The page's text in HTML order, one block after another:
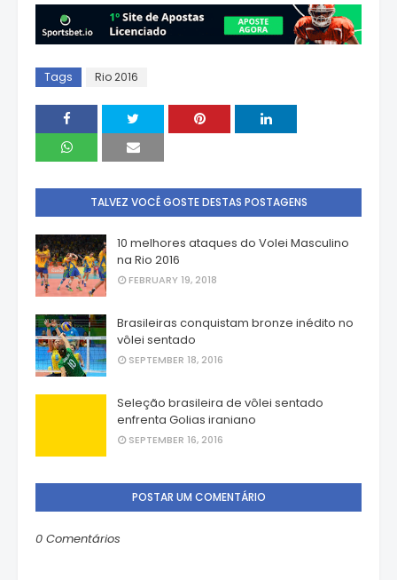
Tags Rio 2016
TALVEZ VOCÊ GOSTE DESTAS POSTAGENS
10 melhores ataques do Volei Masculino
na Rio 2016
FEBRUARY 19, 2018
Brasileiras conquistam bronze inédito no
vôlei sentado
SEPTEMBER 18, 2016
Seleção brasileira de vôlei sentado
enfrenta Golias iraniano
SEPTEMBER 16, 2016
POSTAR UM COMENTÁRIO
0 Comentários